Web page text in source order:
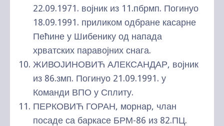
22.09.1971. војник из 11.пбрмп. Погинуо
18.09.1991. приликом одбране касарне
Пећине у Шибенику од напада
хрватских паравојних снага.
ЖИВОЈИНОВИЋ АЛЕКСАНДАР, војник
из 86.змп. Погинуо 21.09.1991. у
Команди ВПО у Сплиту.
ПЕРКОВИЋ ГОРАН, морнар, члан
посаде са баркасе БРМ-86 из 82.ПЦ.